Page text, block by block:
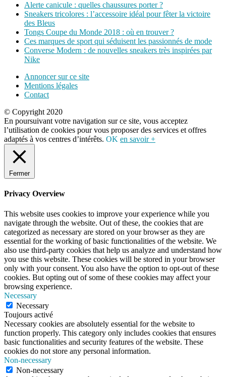
Alerte canicule : quelles chaussures porter ?
Sneakers tricolores : l’accessoire idéal pour fêter la victoire
des Bleus
Tongs Coupe du Monde 2018 : où en trouver ?
Ces marques de sport qui séduisent les passionnés de mode
Converse Modern : de nouvelles sneakers très inspirées par
Nike
Annoncer sur ce site
Mentions légales
Contact
© Copyright 2020
En poursuivant votre navigation sur ce site, vous acceptez
l’utilisation de cookies pour vous proposer des services et offres
adaptés à vos centres d’intérêts. OK en savoir +
Fermer
Privacy Overview
This website uses cookies to improve your experience while you
navigate through the website. Out of these, the cookies that are
categorized as necessary are stored on your browser as they are
essential for the working of basic functionalities of the website. We
also use third-party cookies that help us analyze and understand how
you use this website. These cookies will be stored in your browser
only with your consent. You also have the option to opt-out of these
cookies. But opting out of some of these cookies may affect your
browsing experience.
Necessary
Necessary
Toujours activé
Necessary cookies are absolutely essential for the website to
function properly. This category only includes cookies that ensures
basic functionalities and security features of the website. These
cookies do not store any personal information.
Non-necessary
Non-necessary